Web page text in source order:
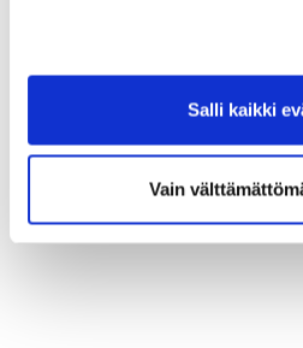
Salli kaikki
Vain